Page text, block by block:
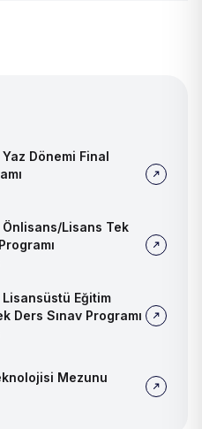
Dönemi Final
Lisans Tek
Eğitim
Ders Sınav Programı
Mezunu